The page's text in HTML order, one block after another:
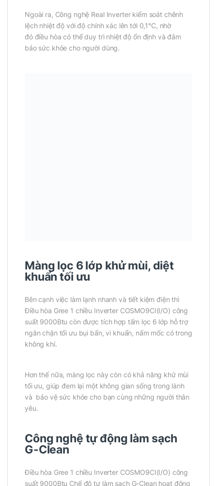
Ngoài ra, Công nghệ Real Inverter kiểm soát chênh
lệch nhiệt độ với độ chính xác lên tới 0,1°C, nhờ
đó điều hòa có thể duy trì nhiệt độ ổn định và đảm
bảo sức khỏe cho người dùng.
Màng lọc 6 lớp khử mùi, diệt
khuẩn tối ưu
Bên cạnh việc làm lạnh nhanh và tiết kiệm điện thì
Điều hòa Gree 1 chiều Inverter COSMO9CI(I/O) công
suất 9000Btu còn được tích hợp tấm lọc 6 lớp hỗ trợ
ngăn chặn tối ưu bụi bẩn, vi khuẩn, nấm mốc có trong
không khí.
Hơn thế nữa, màng lọc này còn có khả năng khử mùi
tối ưu, giúp đem lại một không gian sống trong lành
và bảo vệ sức khỏe cho bạn cùng những người thân
yêu.
Công nghệ tự động làm sạch
G-Clean
Điều hòa Gree 1 chiều Inverter COSMO9CI(I/O) công
suất 9000Btu Chế độ tự làm sạch G-Clean hoạt động